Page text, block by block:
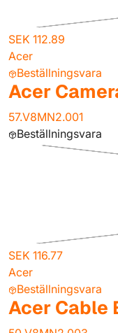
SEK 112.89
Acer
Beställningsvara
Acer
57.V8MN2.001
Beställningsvara
SEK 116.77
Acer
Beställningsvara
Acer Cable